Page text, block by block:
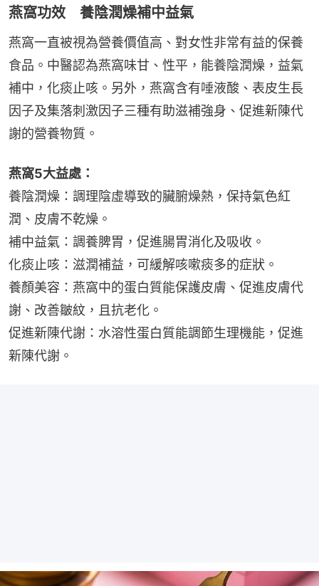
燕窩功效 養陰潤燥補中益氣
燕窩一直被視為營養價值高、對女性非常有益的保養
食品。中醫認為燕窩味甘、性平，能養陰潤燥，益氣
補中，化痰止咳。另外，燕窩含有唾液酸、表皮生長
因子及集落刺激因子三種有助滋補強身、促進新陳代
謝的營養物質。
燕窩5大益處：
養陰潤燥：調理陰虛導致的臟腑燥熱，保持氣色紅
潤、皮膚不乾燥。
補中益氣：調養脾胃，促進腸胃消化及吸收。
化痰止咳：滋潤補益，可緩解咳嗽痰多的症狀。
養顏美容：燕窩中的蛋白質能保護皮膚、促進皮膚代
謝、改善皺紋，且抗老化。
促進新陳代謝：水溶性蛋白質能調節生理機能，促進
新陳代謝。